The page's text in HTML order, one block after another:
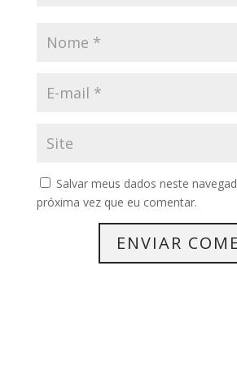
Salvar meus dados neste
próxima vez que eu comentar.